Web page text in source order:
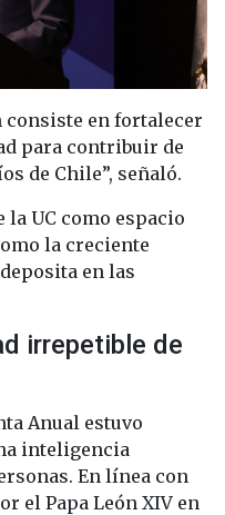
consiste en fortalecer
para contribuir de
de Chile”, señaló.
UC como espacio
la creciente
en las
irrepetible de
Anual estuvo
inteligencia
En línea con
el Papa León XIV en